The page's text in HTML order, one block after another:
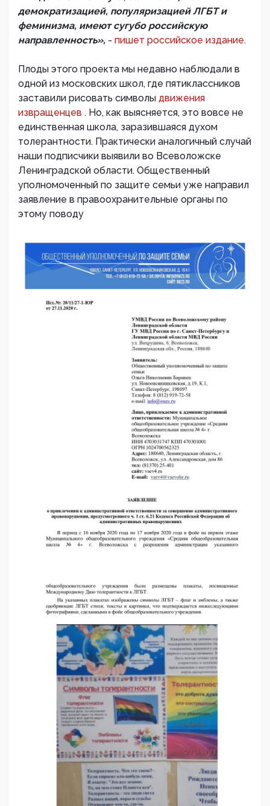
демократизацией, популяризацией ЛГБТ и
феминизма, имеют сугубо российскую
направленность», - пишет российское издание.
Плоды этого проекта мы недавно наблюдали в
одной из московских школ, где пятиклассников
заставили рисовать символы движения
извращенцев . Но, как выясняется, это вовсе не
единственная школа, заразившаяся духом
толерантности. Практически аналогичный случай
наши подписчики выявили во Всеволожске
Ленинградской области. Общественный
уполномоченный по защите семьи уже направил
заявление в правоохранительные органы по
этому поводу